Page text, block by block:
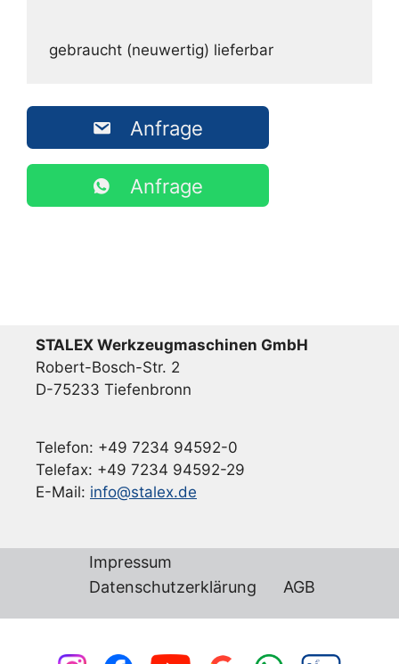
gebraucht (neuwertig) lieferbar
Anfrage
Anfrage
STALEX Werkzeugmaschinen GmbH
Robert-Bosch-Str. 2
D-75233 Tiefenbronn
Telefon: +49 7234 94592-0
Telefax: +49 7234 94592-29
E-Mail: info@stalex.de
Impressum
Datenschutzerklärung
AGB